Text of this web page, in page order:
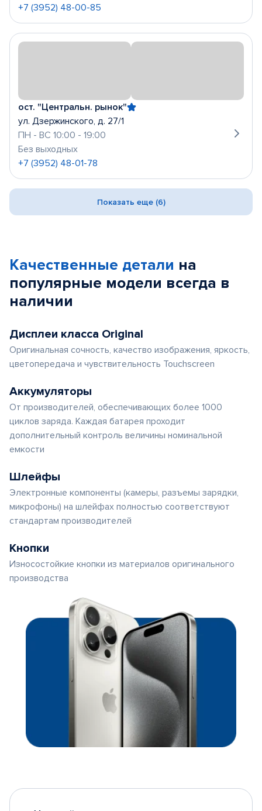
+7 (3952) 48-00-85
ост. "Центральн. рынок"
ул. Дзержинского, д. 27/1
ПН - ВС 10:00 - 19:00
Без выходных
+7 (3952) 48-01-78
Показать еще (6)
Качественные детали на
популярные модели всегда в
наличии
Дисплеи класса Original
Оригинальная сочность, качество изображения, яркость,
цветопередача и чувствительность Touchscreen
Аккумуляторы
От производителей, обеспечивающих более 1000
циклов заряда. Каждая батарея проходит
дополнительный контроль величины номинальной
емкости
Шлейфы
Электронные компоненты (камеры, разъемы зарядки,
микрофоны) на шлейфах полностью соответствуют
стандартам производителей
Кнопки
Износостойкие кнопки из материалов оригинального
производства